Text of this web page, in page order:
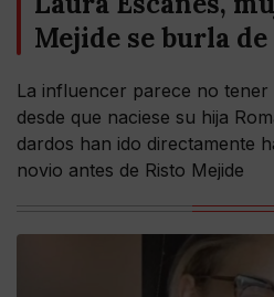
Mejide se burla
La influencer parece no tener
desde que naciese su hija
dardos han ido directamente
novio antes de Risto Mejide